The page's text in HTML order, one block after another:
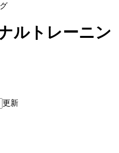
ルトレーニン
更新